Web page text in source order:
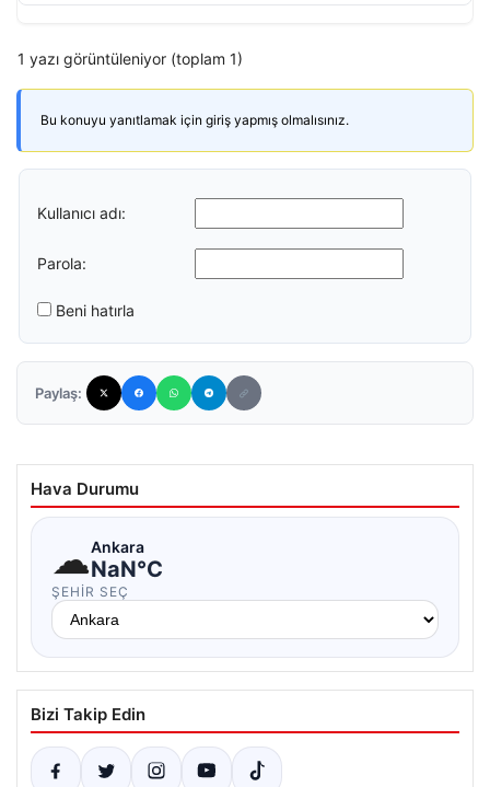
1 yazı görüntüleniyor (toplam 1)
Bu konuyu yanıtlamak için giriş yapmış olmalısınız.
Kullanıcı adı:
Parola:
Beni hatırla
Paylaş:
Hava Durumu
☁Ankara
NaN°C
ŞEHIR SEÇ
Bizi Takip Edin